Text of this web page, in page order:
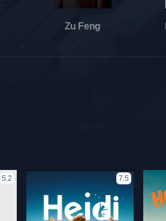
Zu Feng
5.2 7.5